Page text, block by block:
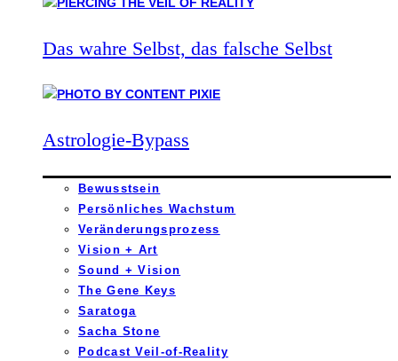
Das wahre Selbst, das falsche Selbst
Astrologie-Bypass
Bewusstsein
Persönliches Wachstum
Veränderungsprozess
Vision + Art
Sound + Vision
The Gene Keys
Saratoga
Sacha Stone
Podcast Veil-of-Reality